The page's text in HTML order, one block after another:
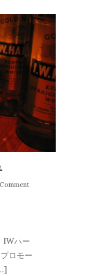
IWハー
ロモー